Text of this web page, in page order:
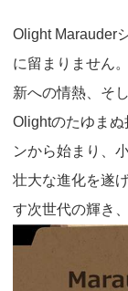
Olight Marauder
に留まりません
新への情熱、そ
Olightのたゆま
ンから始まり、
壮大な進化を遂
す次世代の輝き、